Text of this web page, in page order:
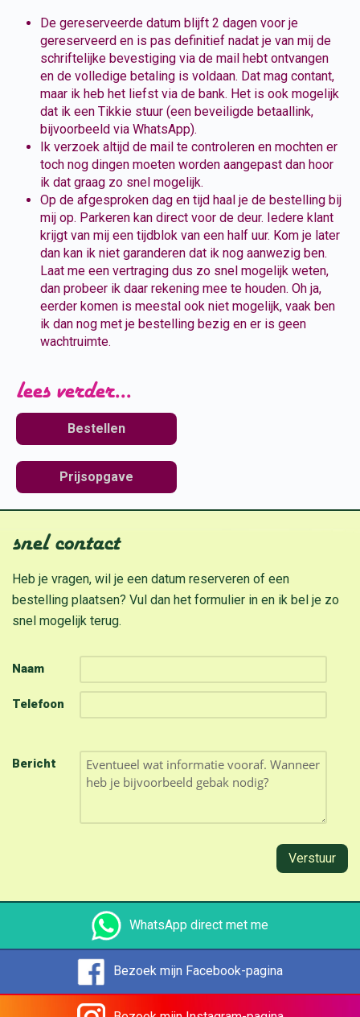
De gereserveerde datum blijft 2 dagen voor je
gereserveerd en is pas definitief nadat je van mij de
schriftelijke bevestiging via de mail hebt ontvangen
en de volledige betaling is voldaan. Dat mag contant,
maar ik heb het liefst via de bank. Het is ook mogelijk
dat ik een Tikkie stuur (een beveiligde betaallink,
bijvoorbeeld via WhatsApp).
Ik verzoek altijd de mail te controleren en mochten er
toch nog dingen moeten worden aangepast dan hoor
ik dat graag zo snel mogelijk.
Op de afgesproken dag en tijd haal je de bestelling bij
mij op. Parkeren kan direct voor de deur. Iedere klant
krijgt van mij een tijdblok van een half uur. Kom je later
dan kan ik niet garanderen dat ik nog aanwezig ben.
Laat me een vertraging dus zo snel mogelijk weten,
dan probeer ik daar rekening mee te houden. Oh ja,
eerder komen is meestal ook niet mogelijk, vaak ben
ik dan nog met je bestelling bezig en er is geen
wachtruimte.
lees verder...
Bestellen
Prijsopgave
snel contact
Heb je vragen, wil je een datum reserveren of een
bestelling plaatsen? Vul dan het formulier in en ik bel je zo
snel mogelijk terug.
Naam
Telefoon
Bericht
Verstuur
WhatsApp direct met me
Bezoek mijn Facebook-pagina